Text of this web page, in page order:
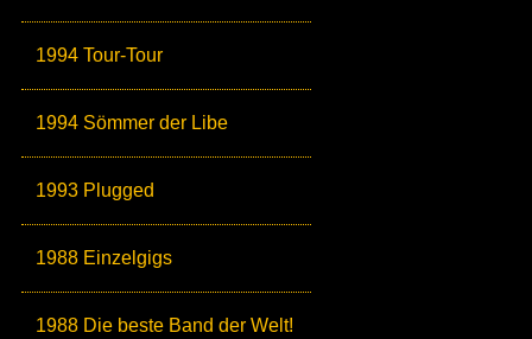
1994 Tour-Tour
1994 Sömmer der Libe
1993 Plugged
1988 Einzelgigs
1988 Die beste Band der Welt!